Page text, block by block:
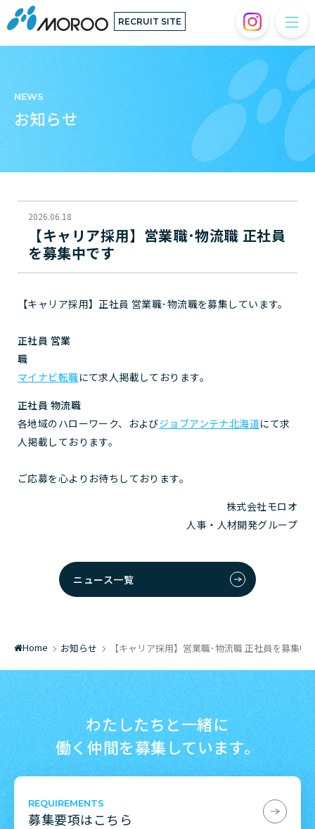
RECRUIT SITE
NEWS
お知らせ
2026.06.18
【キャリア採用】営業職･物流職 正社員
を募集中です
【キャリア採用】正社員 営業職･物流職を募集しています。
正社員 営業
職
マイナビ転職にて求人掲載しております。
正社員 物流職
各地域のハローワーク、およびジョブアンテナ北海道にて求
人掲載しております。
ご応募を心よりお待ちしております。
株式会社モロオ
人事・人材開発グループ
ニュース一覧
Home お知らせ 【キャリア採用】営業職･物流職 正社員を募集中
わたしたちと一緒に
働く仲間を募集しています。
REQUIREMENTS
募集要項はこちら